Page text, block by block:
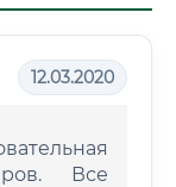
12.03.2020
Все